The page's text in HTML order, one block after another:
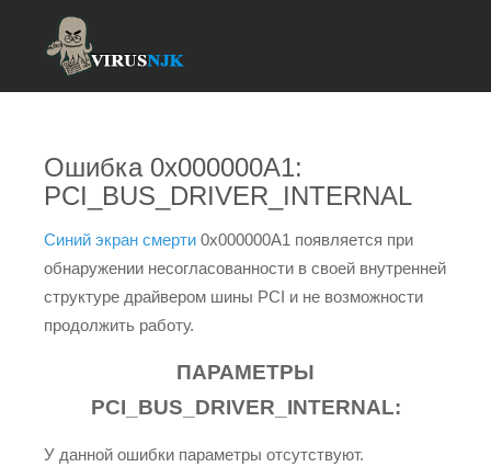
Ошибка 0x000000A1:
PCI_BUS_DRIVER_INTERNAL
Синий экран смерти 0x000000A1 появляется при
обнаружении несогласованности в своей внутренней
структуре драйвером шины PCI и не возможности
продолжить работу.
ПАРАМЕТРЫ
PCI_BUS_DRIVER_INTERNAL:
У данной ошибки параметры отсутствуют.